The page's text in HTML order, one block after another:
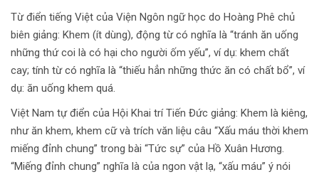
Từ điển tiếng Việt của Viện Ngôn ngữ học do Hoàng Phê chủ
biên giảng: Khem (ít dùng), động từ có nghĩa là “tránh ăn uống
những thứ coi là có hại cho người ốm yếu”, ví dụ: khem chất
cay; tính từ có nghĩa là “thiếu hẳn những thức ăn có chất bổ”, ví
dụ: ăn uống khem quá.
Việt Nam tự điển của Hội Khai trí Tiến Đức giảng: Khem là kiêng,
như ăn khem, khem cữ và trích văn liệu câu “Xấu máu thời khem
miếng đỉnh chung” trong bài “Tức sự” của Hồ Xuân Hương.
“Miếng đỉnh chung” nghĩa là của ngon vật lạ, “xấu máu” ý nói